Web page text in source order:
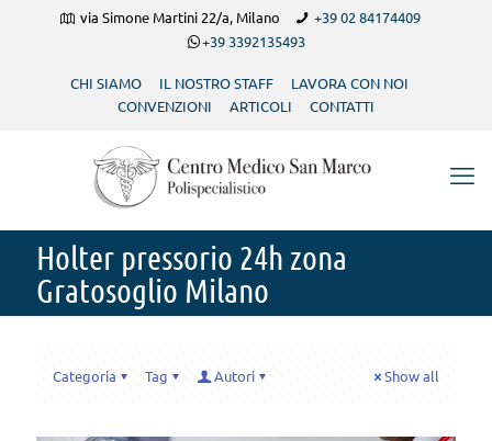
via Simone Martini 22/a, Milano
+39 02 84174409
+39 3392135493
CHI SIAMO IL NOSTRO STAFF
LAVORA CON NOI
CONVENZIONI
ARTICOLI CONTATTI
Holter pressorio 24h zona
Gratosoglio Milano
Categoria Tag Autori Show all